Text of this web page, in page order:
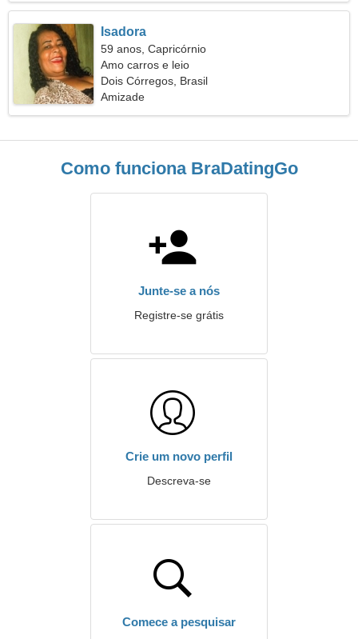
Isadora
59 anos, Capricórnio
Amo carros e leio
Dois Córregos, Brasil
Amizade
Como funciona BraDatingGo
Junte-se a nós
Registre-se grátis
Crie um novo perfil
Descreva-se
Comece a pesquisar